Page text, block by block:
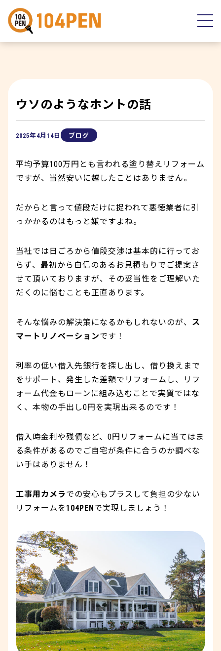
ウソのようなホントの話
2025年4月14日 ブログ
平均予算100万円とも言われる塗り替えリフォーム
ですが、当然安いに越したことはありません。
だからと言って値段だけに捉われて悪徳業者に引
っかかるのはもっと嫌ですよね。
当社では日ごろから値段交渉は基本的に行ってお
らず、最初から自信のあるお見積もりでご提案さ
せて頂いておりますが、その妥当性をご理解いた
だくのに悩むことも正直あります。
そんな悩みの解決策になるかもしれないのが、 ス
マートリノベーションです！
利率の低い借入先銀行を探し出し、借り換えまで
をサポート、発生した差額でリフォームし、リフ
ォーム代金もローンに組み込むことで実質ではな
く、本物の手出し0円を実現出来るのです！
借入時金利や残債など、0円リフォームに当てはま
る条件があるのでご自宅が条件に合うのか調べな
い手はありません！
工事用カメラでの安心もプラスして負担の少ない
リフォームを 104PENで実現しましょう！